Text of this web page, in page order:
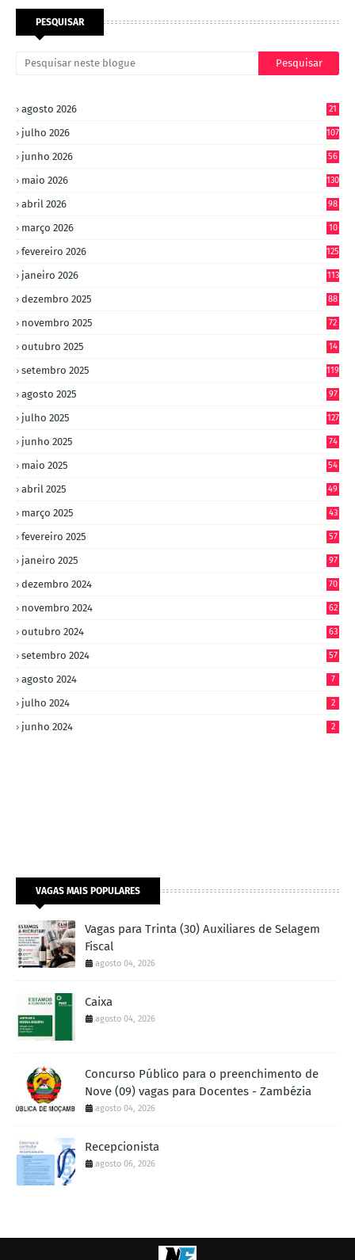
PESQUISAR
agosto 2026 21
julho 2026 107
junho 2026 56
maio 2026 130
abril 2026 98
março 2026
10
fevereiro 2026 125
janeiro 2026 113
dezembro 2025 88
novembro 2025 72
outubro 2025
14
setembro 2025 119
agosto 2025 97
julho 2025 127
junho 2025 74
maio 2025 54
abril 2025 49
março 2025 43
fevereiro 2025 57
janeiro 2025 97
dezembro 2024 70
novembro 2024 62
outubro 2024 63
setembro 2024 57
agosto 2024 7
julho 2024 2
junho 2024 2
VAGAS MAIS POPULARES
Vagas para Trinta (30) Auxiliares de Selagem
Fiscal
agosto 04, 2026
Caixa
agosto 04, 2026
Concurso Público para o preenchimento de
Nove (09) vagas para Docentes - Zambézia
agosto 04, 2026
Recepcionista
agosto 06, 2026